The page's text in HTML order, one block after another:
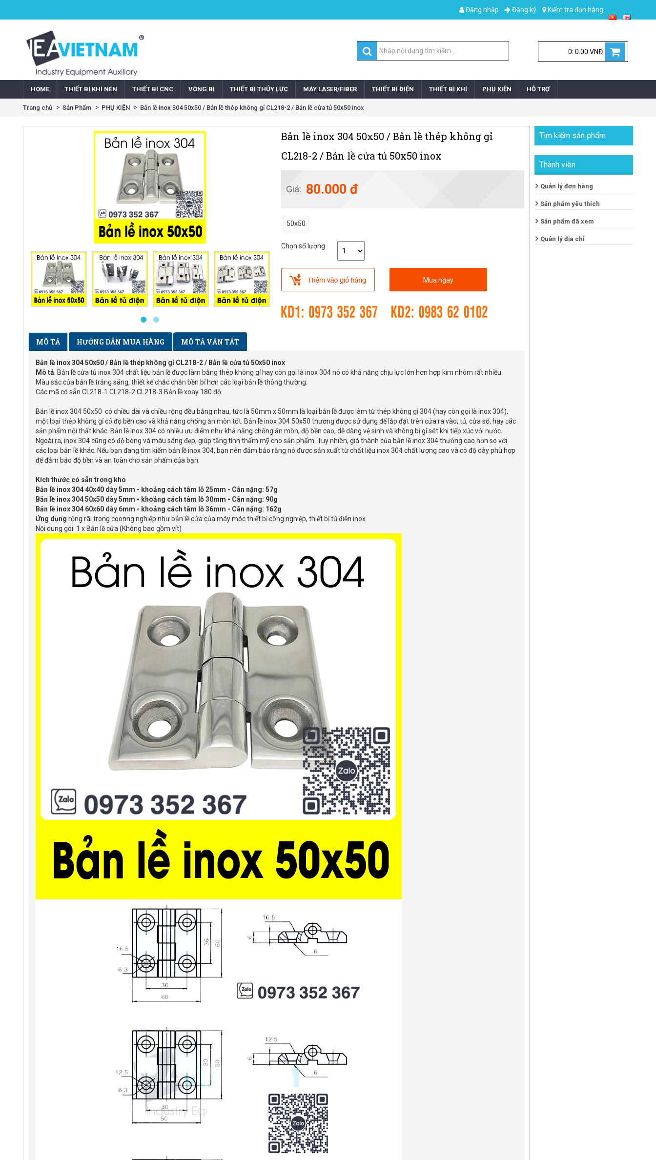
Kiểm tra đơn hàng
Đăng ký
Đăng nhập
0: 0.00 VNĐ
HOME THIẾT BỊ KHÍ NÉN THIẾT BỊ CNC VÒNG BI THIẾT BỊ THỦY LỰC MÁY LASER/FIBER THIẾT BỊ ĐIỆN THIẾT BỊ KHÍ PHỤ KIỆN HỖ TRỢ
Trang chủ Sản Phẩm PHỤ KIỆN Bản lề inox 304 50x50 / Bản lề thép không gỉ CL218-2 / Bản lề cửa tủ 50x50 inox
Bản lề inox 304 50x50 / Bản lề thép không gỉ
CL218-2 / Bản lề cửa tủ 50x50 inox
Giá: 80.000 đ
50x50
Chọn số lượng
Mua ngay
MÔ TẢ HƯỚNG DẪN MUA HÀNG MÔ TẢ VẮN TẮT
Bản lề inox 304 50x50 / Bản lề thép không gỉ CL218-2 / Bản lề cửa tủ 50x50 inox
Mô tả: Bản lề cửa tủ inox 304 chất liệu bản lề được làm bằng thép không gỉ hay còn gọi là inox 304 nó có khả năng chịu lực lớn hơn hợp kim nhôm rất nhiều.
Màu sắc của bản lề trắng sáng, thiết kế chắc chắn bền bỉ hơn các loại bản lề thông thường.
Các mã có sẵn CL218-1 CL218-2 CL218-3 Bản lề xoay 180 độ.
Bản lề inox 304 50x50 có chiều dài và chiều rộng đều bằng nhau, tức là 50mm x 50mm là loại bản lề được làm từ thép không gỉ 304 (hay còn gọi là inox 304),
một loại thép không gỉ có độ bền cao và khả năng chống ăn mòn tốt. Bản lề inox 304 50x50 thường được sử dụng để lắp đặt trên cửa ra vào, tủ, cửa sổ, hay các
sản phẩm nội thất khác. Bản lề inox 304 có nhiều ưu điểm như khả năng chống ăn mòn, độ bền cao, dễ dàng vệ sinh và không bị gỉ sét khi tiếp xúc với nước.
Ngoài ra, inox 304 cũng có độ bóng và màu sáng đẹp, giúp tăng tính thẩm mỹ cho sản phẩm. Tuy nhiên, giá thành của bản lề inox 304 thường cao hơn so với
các loại bản lề khác. Nếu bạn đang tìm kiếm bản lề inox 304, bạn nên đảm bảo rằng nó được sản xuất từ chất liệu inox 304 chất lượng cao và có độ dày phù hợp
để đảm bảo độ bền và an toàn cho sản phẩm của bạn.
Kích thước có sẵn trong kho
Bản lề inox 304 40x40 dày 5mm - khoảng cách tâm lỗ 25mm - Cân nặng: 57g
Bản lề inox 304 50x50 dày 5mm - khoảng cách tâm lỗ 30mm - Cân nặng: 90g
Bản lề inox 304 60x60 dày 6mm - khoảng cách tâm lỗ 36mm - Cân nặng: 162g
Ứng dụng rộng rãi trong coonng nghiệp như bản lề cửa của máy móc thiết bị công nghiệp, thiết bị tủ điện inox
Nội dung gói: 1 x Bản lề cửa (Không bao gồm vít)
Tìm kiếm sản phẩm
Thành viên
Quản lý đơn hàng
Sản phẩm yêu thích
Sản phẩm đã xem
Quản lý địa chỉ